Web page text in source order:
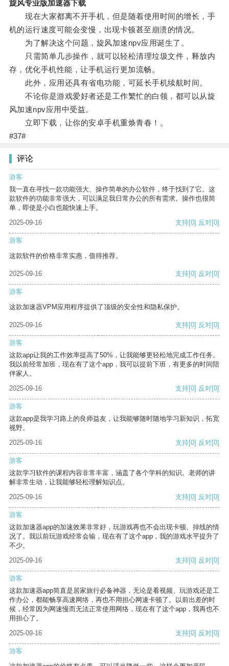
旋风专业版加速器下载
现在大家都离不开手机，但是随着使用时间的增长，手
机的运行速度可能会变慢，出现卡顿甚至崩溃的情况。
为了解决这个问题，旋风加速npv应用诞生了。
只需简单几步操作，就可以轻松清理垃圾文件，释放内
存，优化手机性能，让手机运行更加流畅。
此外，应用还具有省电功能，可延长手机续航时间。
不论你是游戏爱好者还是工作繁忙的白领，都可以从旋
风加速npv应用中受益。
立即下载，让你的安卓手机重焕青春！。
#37#
评论
游客
我一直在寻找一款功能强大、操作简单的办公软件，终于找到了它。这
款软件的功能非常强大，可以满足我日常办公的所有需求。操作也很简
单，即使是小白也能快速上手。
2025-09-16
支持[0] 反对[0]
游客
这款软件的价格非常实惠，值得推荐。
2025-09-16 支持[0] 反对[0]
游客
这款加速器VPM应用程序提供了顶级的安全性和隐私保护。
2025-09-16 支持[0] 反对[0]
游客
这款app让我的工作效率提高了50%，让我能够更轻松地完成工作任务。
我以前经常加班，现在有了这个app，我可以提前下班，有更多的时间陪
伴家人。
2025-09-16
支持[0] 反对[0]
游客
这款app是我学习路上的良师益友，让我能够随时随地学习新知识，拓宽
视野。
2025-09-16
支持[0] 反对[0]
游客
这款学习软件的课程内容非常丰富，涵盖了各个学科的知识。老师的讲
解非常生动，让我能够轻松理解知识点。
2025-09-16
支持[0] 反对[0]
游客
这款加速器app的加速效果非常好，玩游戏再也不会出现卡顿、掉线的情
况了。我以前玩游戏经常会输，现在有了这个app，我的游戏水平提升了
不少。
2025-09-16
支持[0] 反对[0]
游客
这款加速器app简直是居家旅行必备神器，无论是看视频、玩游戏还是工
作办公，都能畅享高速网络，再也不用担心网速卡顿了。以前出差的时
候，经常因为网速慢而无法正常使用网络，现在有了这个app，我再也不
用担心了。
2025-09-16
支持[0] 反对[0]
游客